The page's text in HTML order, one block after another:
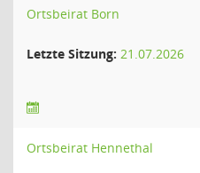
Ortsbeirat Born
Letzte Sitzung: 21.07.2026
Ortsbeirat Hennethal